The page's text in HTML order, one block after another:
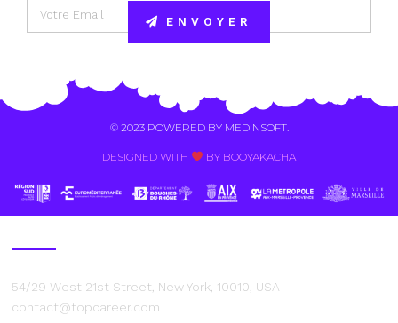
ENVOYER
© 2023 POWERED BY MEDINSOFT.
DESIGNED WITH BY BOOYAKACHA​
54/29 West 21st Street, New York, 10010, USA
contact@topcareer.com